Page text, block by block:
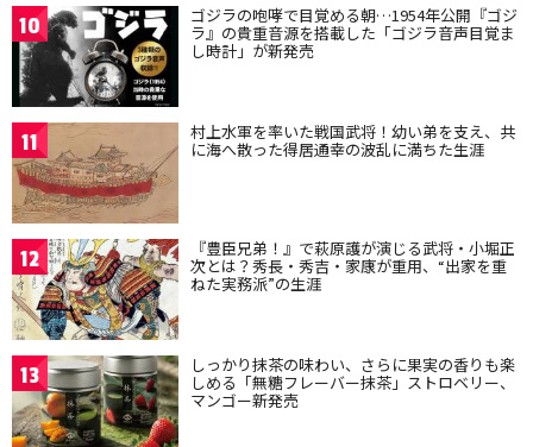
10 ゴジラの咆哮で目覚める朝…1954年公開『ゴジ
ラ』の貴重音源を搭載した「ゴジラ音声目覚ま
し時計」が新発売
11 村上水軍を率いた戦国武将！幼い弟を支え、共
に海へ散った得居通幸の波乱に満ちた生涯
12 『豊臣兄弟！』で萩原護が演じる武将・小堀正
次とは？秀長・秀吉・家康が重用、“出家を重
ねた実務派”の生涯
13 しっかり抹茶の味わい、さらに果実の香りも楽
しめる「無糖フレーバー抹茶」ストロベリー、
マンゴー新発売